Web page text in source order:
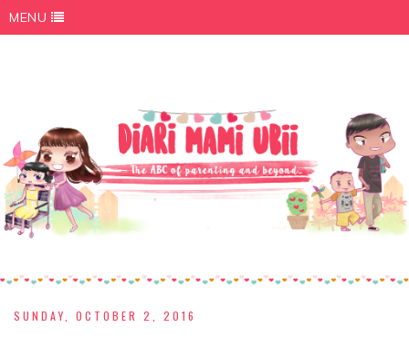
MENU
SUNDAY, OCTOBER 2, 2016